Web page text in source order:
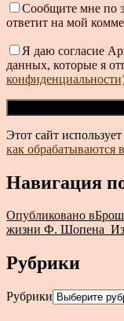
Сообщите мне по
ответит на мой
Я даю согласие
данных, которые я
Этот сайт
как обрабатываются
Навигация
Опубликовано в
жизни Ф.
Рубрики
Рубрики